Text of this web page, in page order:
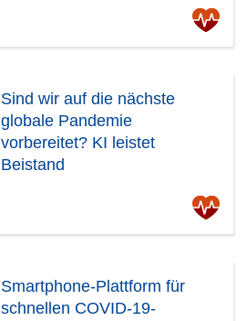
Sind wir auf die nächste
globale Pandemie
vorbereitet? KI leistet
Beistand
Smartphone-Plattform für
schnellen COVID-19-